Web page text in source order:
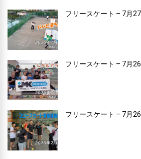
フリースケート – 7月
フリースケート – 7月
フリースケート – 7月